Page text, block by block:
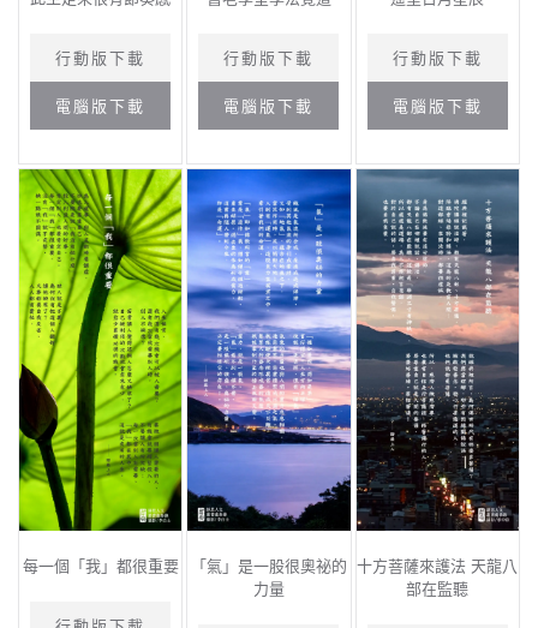
行動版下載
電腦版下載
行動版下載
電腦版下載
行動版下載
電腦版下載
每一個「我」都很重要
「氣」是一股很奧祕的
力量
十方菩薩來護法 天龍八
部在監聽